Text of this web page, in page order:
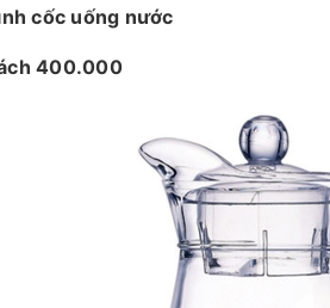
cốc uống nước
400.000